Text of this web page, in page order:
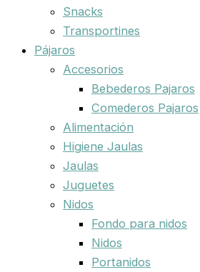
Snacks
Transportines
Pájaros
Accesorios
Bebederos Pajaros
Comederos Pajaros
Alimentación
Higiene Jaulas
Jaulas
Juguetes
Nidos
Fondo para nidos
Nidos
Portanidos